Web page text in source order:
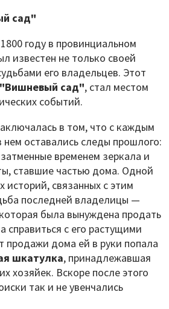
сад"
году в провинциальном
известен не только своей
его владельцев. Этот
"Вишневый сад", стал местом
событий.
в том, что с каждым
оставались следы прошлого:
временем зеркала и
ставшие частью дома. Одной
историй, связанных с этим
последней владелицы —
была вынуждена продать
справиться с его растущими
продажи дома ей в руки попала
шкатулка, принадлежавшая
хозяйек. Вскоре после этого
так и не увенчались